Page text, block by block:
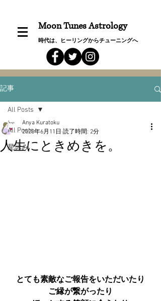
Moon Tunes Astrology
時代は、ヒーリングからチューニングへ
記事
All Posts
星詠み
All Posts
人生にときめきを。
Anya Kuratoku
2020年6月11日 読了時間: 2分
とても素敵なご報告をいただいたり
ご縁が繋がったり